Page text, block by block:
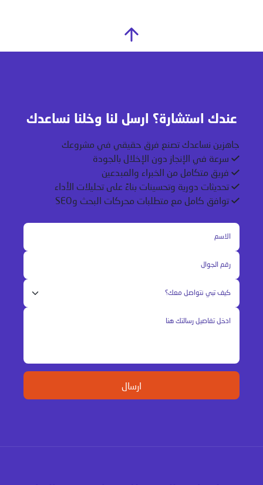
عندك استشارة؟ ارسل لنا وخلنا نساعدك
جاهزين نساعدك تصنع فرق حقيقي في مشروعك
سرعة في الإنجاز دون الإخلال بالجودة
فريق متكامل من الخبراء والمبدعين
تحديثات دورية وتحسينات بناءً على تحليلات الأداء
توافق كامل مع متطلبات محركات البحث وSEO